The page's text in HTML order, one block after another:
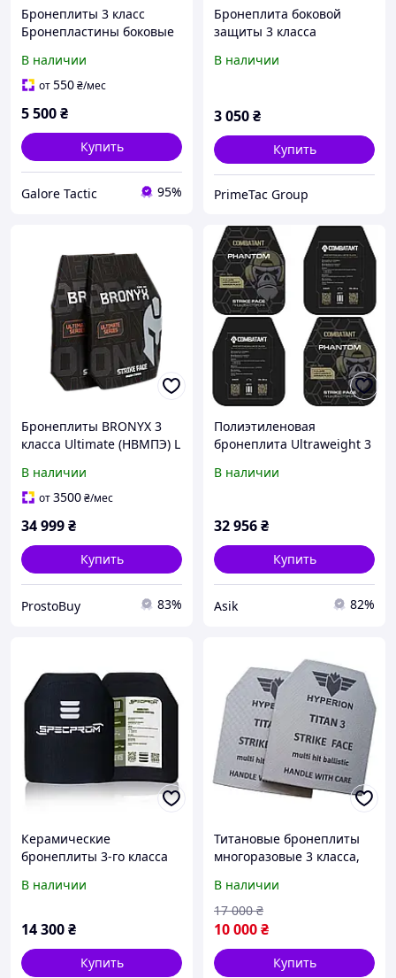
Бронеплиты 3 класс
Бронепластины боковые
боковые 3 класс (215x185
мм)
В наличии
от550₴/мес
5 500₴
Купить
Galore Tactic 95%
Бронеплита боковой
защиты 3 класса
В наличии
3 050₴
Купить
PrimeTac Group
Бронеплиты BRONYX 3
класса Ultimate (НВМПЭ) L
В наличии
от3500₴/мес
34 999₴
Купить
ProstoBuy 83%
Полиэтиленовая
бронеплита Ultraweight 3
В наличии
32 956₴
Купить
Asik 82%
Керамические
бронеплиты 3-го класса
25х30
В наличии
14 300₴
Купить
Титановые бронеплиты
многоразовые 3 класса,
попадание очередями)
В наличии
10 000₴
17 000 ₴
Купить